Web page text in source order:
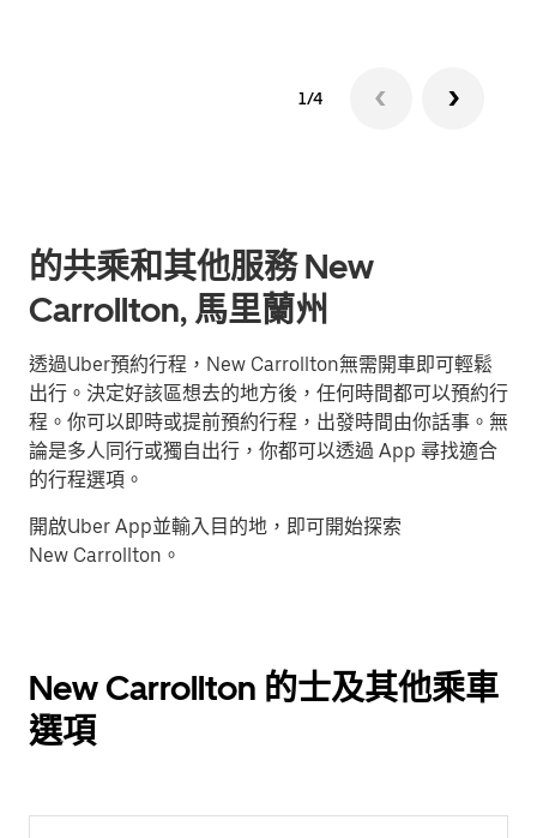
1/4
的共乘和其他服務 New
Carrollton, 馬里蘭州
透過Uber預約行程，New Carrollton無需開車即可輕鬆
出行。決定好該區想去的地方後，任何時間都可以預約行
程。你可以即時或提前預約行程，出發時間由你話事。無
論是多人同行或獨自出行，你都可以透過 App 尋找適合
的行程選項。
開啟Uber App並輸入目的地，即可開始探索
New Carrollton。
New Carrollton 的士及其他乘車
選項